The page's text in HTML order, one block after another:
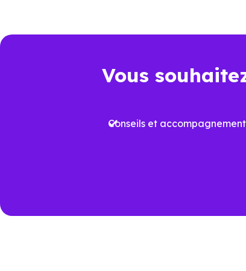
énergétique
Vous
Conseils et